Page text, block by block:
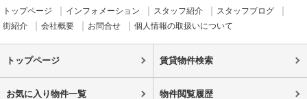
トップページ インフォメーション スタッフ紹介
スタッフブログ
街紹介
会社概要 お問合せ 個人情報の取扱いについて
トップページ 賃貸物件検索
お気に入り物件一覧 物件閲覧履歴